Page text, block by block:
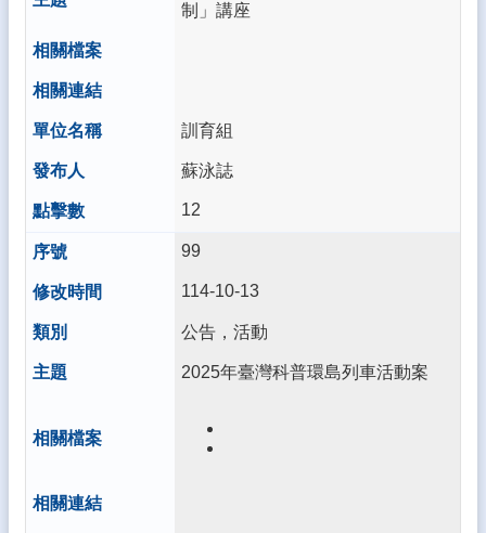
制」講座
訓育組
蘇泳誌
12
99
114-10-13
公告，活動
2025年臺灣科普環島列車活動案